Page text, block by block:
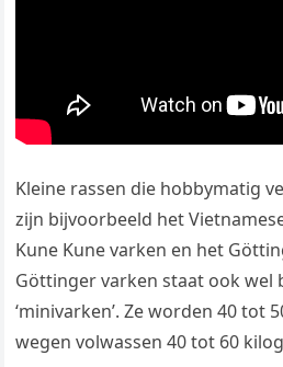
Kleine rassen die hobbymatig
zijn bijvoorbeeld het
Kune Kune varken en het
Göttinger varken staat ook wel
‘minivarken’. Ze worden 40 tot
wegen volwassen 40 tot 60